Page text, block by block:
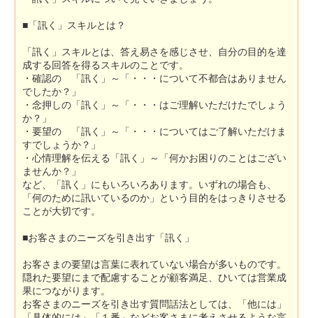
■「訊く」スキルとは？
「訊く」スキルとは、答え易さを感じさせ、自分の目的を達
成する回答を得るスキルのことです。
・確認の 「訊く」～「・・・について不都合はありません
でしたか？」
・念押しの「訊く」～「・・・はご理解いただけたでしょう
か？」
・要望の 「訊く」～「・・・についてはご了解いただけま
すでしょうか？」
・心情理解を伝える「訊く」～「何かお困りのことはござい
ませんか？」
など、「訊く」にもいろいろあります。いずれの場合も、
「何のために訊いているのか」という目的をはっきりさせる
ことが大切です。
■お客さまのニーズを引き出す「訊く」
お客さまの要望は言葉に表れていない場合が多いものです。
隠れた要望にまで配慮することが顧客満足、ひいては営業成
果につながります。
お客さまのニーズを引き出す質問話法としては、「他には」